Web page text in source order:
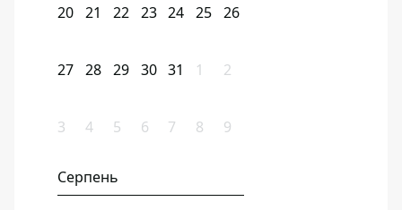
20 21 22 23 24 25 26
27 28 29 30 31 1 2
3 4 5 6 7 8 9
Серпень